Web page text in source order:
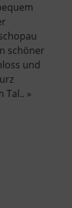
schöner
und
Tal.. »